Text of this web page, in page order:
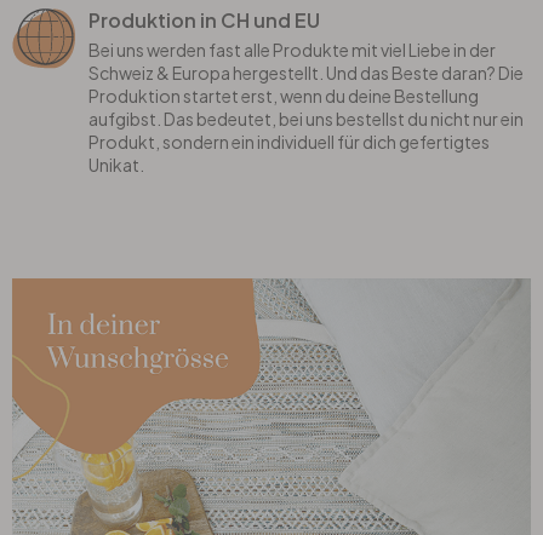
Produktion in CH und EU
Bei uns werden fast alle Produkte mit viel Liebe in der
Schweiz & Europa hergestellt. Und das Beste daran? Die
Produktion startet erst, wenn du deine Bestellung
aufgibst. Das bedeutet, bei uns bestellst du nicht nur ein
Produkt, sondern ein individuell für dich gefertigtes
Unikat.